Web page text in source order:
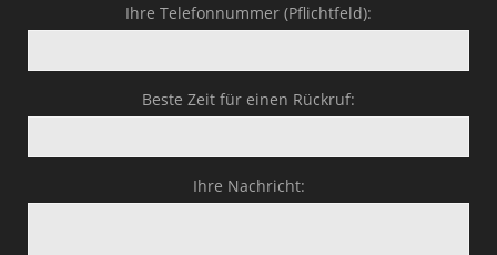
Ihre Telefonnummer (Pflichtfeld):
Beste Zeit für einen Rückruf:
Ihre Nachricht: